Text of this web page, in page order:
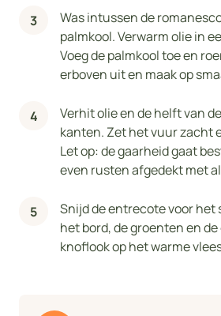
Was intussen de
palmkool. Verwarm olie in
Voeg de palmkool toe en
erboven uit en maak op
Verhit olie en de helft van
kanten. Zet het vuur zacht
Let op: de gaarheid gaat
even rusten afgedekt met
Snijd de entrecote voor het
het bord, de groenten en
knoflook op het warme